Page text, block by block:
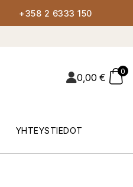
+358 2 6333 150
0,00 €
0
YHTEYSTIEDOT